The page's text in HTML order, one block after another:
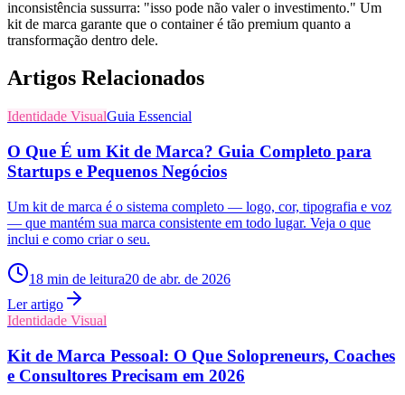
inconsistência sussurra: "isso pode não valer o investimento." Um
kit de marca garante que o container é tão premium quanto a
transformação dentro dele.
Artigos Relacionados
Identidade VisualGuia Essencial
O Que É um Kit de Marca? Guia Completo para
Startups e Pequenos Negócios
Um kit de marca é o sistema completo — logo, cor, tipografia e voz
— que mantém sua marca consistente em todo lugar. Veja o que
inclui e como criar o seu.
18 min de leitura20 de abr. de 2026
Ler artigo
Identidade Visual
Kit de Marca Pessoal: O Que Solopreneurs, Coaches
e Consultores Precisam em 2026